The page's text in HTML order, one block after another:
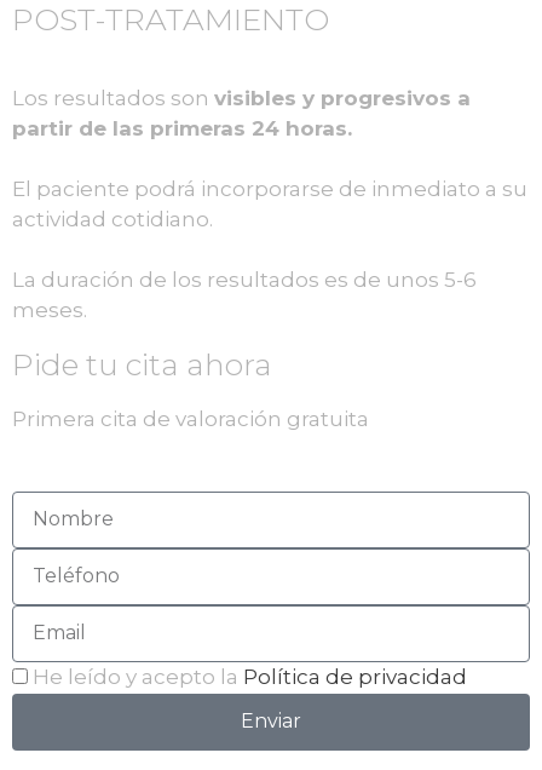
POST-TRATAMIENTO
Los resultados son visibles y progresivos a
partir de las primeras 24 horas.
El paciente podrá incorporarse de inmediato a su
actividad cotidiano.
La duración de los resultados es de unos 5-6
meses.
Pide tu cita ahora
Primera cita de valoración gratuita
He leído y acepto la Política de privacidad
Enviar